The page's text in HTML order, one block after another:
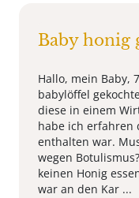
Baby honig
Hallo, mein Baby,
babylöffel
diese in einem
habe ich erfahren
enthalten war.
wegen
keinen Honig
war an den Kar ...